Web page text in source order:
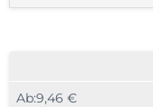
10
Ab:9,46 €